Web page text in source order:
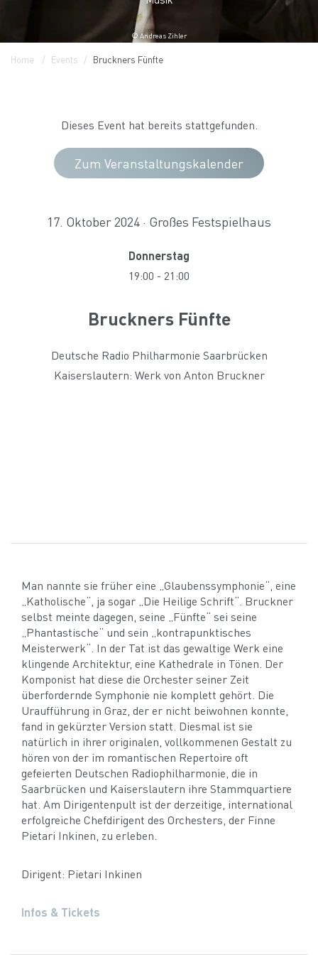
© Andreas Zihler
Home Events Bruckners Fünfte
Dieses Event hat bereits stattgefunden.
Zum Veranstaltungskalender
17. Oktober 2024 · Großes Festspielhaus
Donnerstag
19:00 - 21:00
Bruckners Fünfte
Deutsche Radio Philharmonie Saarbrücken
Kaiserslautern: Werk von Anton Bruckner
Man nannte sie früher eine „Glaubenssymphonie“, eine
„Katholische“, ja sogar „Die Heilige Schrift“. Bruckner
selbst meinte dagegen, seine „Fünfte“ sei seine
„Phantastische“ und sein „kontrapunktisches
Meisterwerk“. In der Tat ist das gewaltige Werk eine
klingende Architektur, eine Kathedrale in Tönen. Der
Komponist hat diese die Orchester seiner Zeit
überfordernde Symphonie nie komplett gehört. Die
Uraufführung in Graz, der er nicht beiwohnen konnte,
fand in gekürzter Version statt. Diesmal ist sie
natürlich in ihrer originalen, vollkommenen Gestalt zu
hören von der im romantischen Repertoire oft
gefeierten Deutschen Radiophilharmonie, die in
Saarbrücken und Kaiserslautern ihre Stammquartiere
hat. Am Dirigentenpult ist der derzeitige, international
erfolgreiche Chefdirigent des Orchesters, der Finne
Pietari Inkinen, zu erleben.
Dirigent: Pietari Inkinen
Infos & Tickets